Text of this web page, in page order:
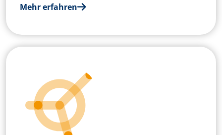
Mehr erfahren